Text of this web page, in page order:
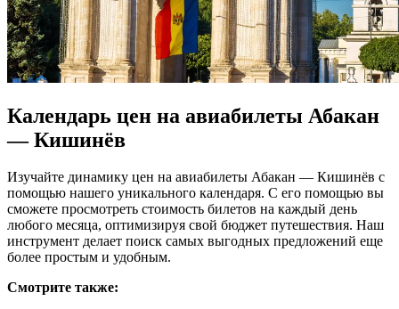
Календарь цен на авиабилеты Абакан
— Кишинёв
Изучайте динамику цен на авиабилеты Абакан — Кишинёв с
помощью нашего уникального календаря. С его помощью вы
сможете просмотреть стоимость билетов на каждый день
любого месяца, оптимизируя свой бюджет путешествия. Наш
инструмент делает поиск самых выгодных предложений еще
более простым и удобным.
Смотрите также: